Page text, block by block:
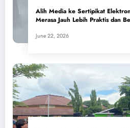
Alih Media ke Sertipikat
Merasa Jauh Lebih Praktis dan
June 22, 2026